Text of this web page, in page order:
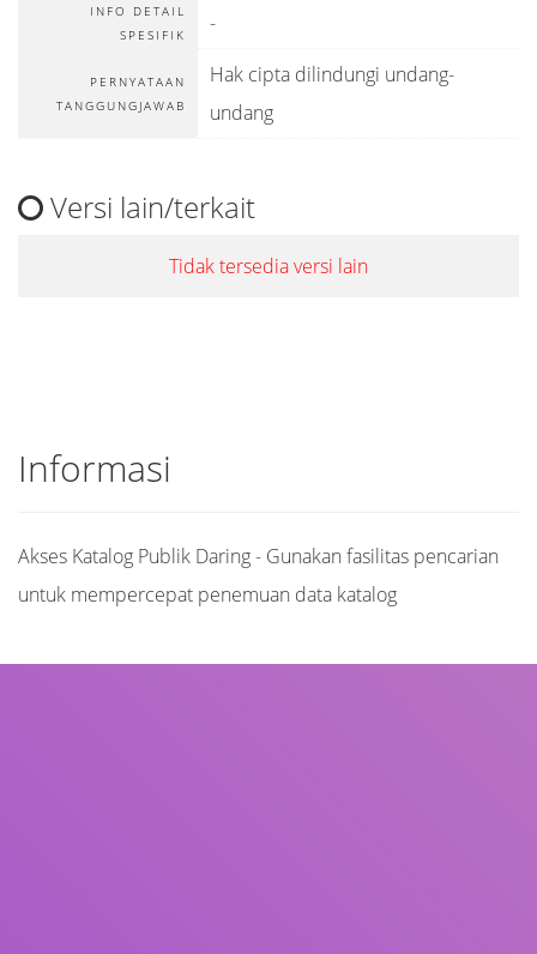
INFO DETAIL
SPESIFIK
-
PERNYATAAN
TANGGUNGJAWAB
Hak cipta dilindungi undang-
undang
Versi lain/terkait
Tidak tersedia versi lain
Informasi
Akses Katalog Publik Daring - Gunakan fasilitas pencarian
untuk mempercepat penemuan data katalog